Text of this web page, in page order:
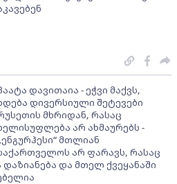
დავითაია - ეჭვი მაქვს,
დივერსიული შეტევები
მხრიდან, რასაც
არ ახმაურებს -
მთლიან
არ ფარავს, რასაც
და მთელ ქვეყანაში